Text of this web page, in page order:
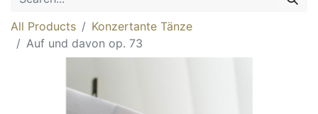
All Products
Konzertante Tänze
Auf und davon op. 73